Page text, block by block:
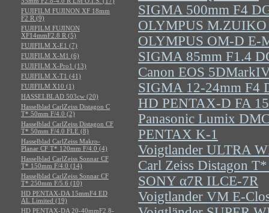
SIGMA 500mm F4
OLYMPUS
OLYMPUS OM-D E-
SIGMA 85mm F1.4
Canon EOS
SIGMA 12-24mm F4
HD PENTAX-D FA
Panasonic Lumix
PENTAX K-1
Voigtlander ULTRA
Carl Zeiss Distagon
SONY α7R ILCE-7R
Voigtlander VM E-
FUJIFILM FUJINON XF 18mm
F2 R (9)
FUJIFILM FUJINON
XF14mmF2.8 R (5)
FUJIFILM X-E1 (7)
FUJIFILM X-M1 (6)
FUJIFILM X-Pro1 (13)
FUJIFILM X-T1 (41)
FUJIFILM X10 (1)
HASSELBLAD 503cw (20)
Hasselblad CarlZeiss Distagon C
T* 50mm F/4.0 (2)
Hasselblad CarlZeiss Distagon CF
T* 50mm F/4.0 FLE (8)
Hasselblad CarlZeiss Makro-
Planar CF T* 120mm F/4.0 (4)
Hasselblad CarlZeiss Sonnar CF
T* 150mm F/4.0 (14)
Hasselblad CarlZeiss Sonnar CF
T* 250mm F/5.6 (10)
HD PENTAX-DA 15mmF4 ED
AL Limited (19)
HD PENTAX-DA 20-40mmF2.8-